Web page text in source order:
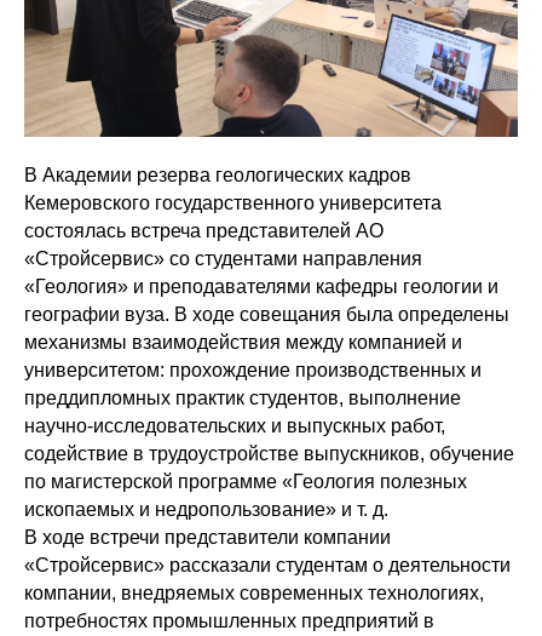
В Академии резерва геологических кадров
Кемеровского государственного университета
состоялась встреча представителей АО
«Стройсервис» со студентами направления
«Геология» и преподавателями кафедры геологии и
географии вуза. В ходе совещания была определены
механизмы взаимодействия между компанией и
университетом: прохождение производственных и
преддипломных практик студентов, выполнение
научно-исследовательских и выпускных работ,
содействие в трудоустройстве выпускников, обучение
по магистерской программе «Геология полезных
ископаемых и недропользование» и т. д.
В ходе встречи представители компании
«Стройсервис» рассказали студентам о деятельности
компании, внедряемых современных технологиях,
потребностях промышленных предприятий в